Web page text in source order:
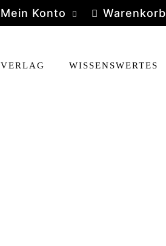
Mein Konto Warenkorb
VERLAG WISSENSWERTES